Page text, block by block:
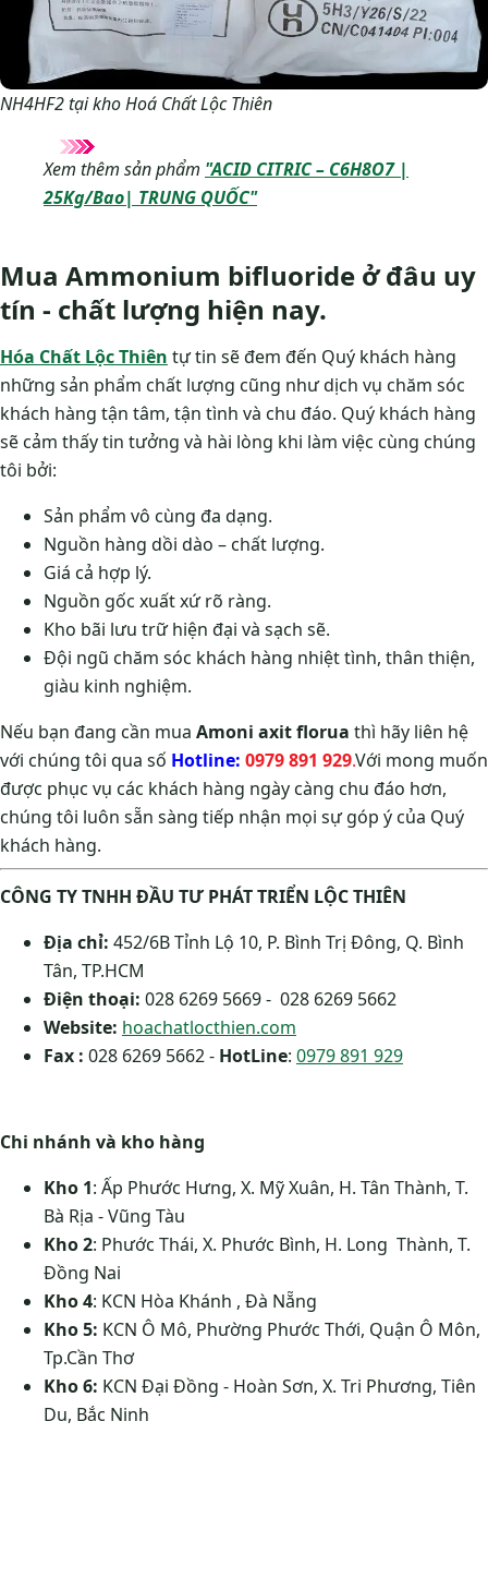
NH4HF2 tại kho Hoá Chất Lộc Thiên
Xem thêm sản phẩm "ACID CITRIC – C6H8O7 |
25Kg/Bao| TRUNG QUỐC"
Mua Ammonium bifluoride ở đâu uy
tín - chất lượng hiện nay.
Hóa Chất Lộc Thiên tự tin sẽ đem đến Quý khách hàng
những sản phẩm chất lượng cũng như dịch vụ chăm sóc
khách hàng tận tâm, tận tình và chu đáo. Quý khách hàng
sẽ cảm thấy tin tưởng và hài lòng khi làm việc cùng chúng
tôi bởi:
Sản phẩm vô cùng đa dạng.
Nguồn hàng dồi dào – chất lượng.
Giá cả hợp lý.
Nguồn gốc xuất xứ rõ ràng.
Kho bãi lưu trữ hiện đại và sạch sẽ.
Đội ngũ chăm sóc khách hàng nhiệt tình, thân thiện,
giàu kinh nghiệm.
Nếu bạn đang cần mua Amoni axit florua thì hãy liên hệ
với chúng tôi qua số Hotline: 0979 891 929.Với mong muốn
được phục vụ các khách hàng ngày càng chu đáo hơn,
chúng tôi luôn sẵn sàng tiếp nhận mọi sự góp ý của Quý
khách hàng.
CÔNG TY TNHH ĐẦU TƯ PHÁT TRIỂN LỘC THIÊN
Địa chỉ: 452/6B Tỉnh Lộ 10, P. Bình Trị Đông, Q. Bình
Tân, TP.HCM
Điện thoại: 028 6269 5669 - 028 6269 5662
Website: hoachatlocthien.com
Fax : 028 6269 5662 - HotLine: 0979 891 929
Chi nhánh và kho hàng
Kho 1: Ấp Phước Hưng, X. Mỹ Xuân, H. Tân Thành, T.
Bà Rịa - Vũng Tàu
Kho 2: Phước Thái, X. Phước Bình, H. Long Thành, T.
Đồng Nai
Kho 4: KCN Hòa Khánh , Đà Nẵng
Kho 5: KCN Ô Mô, Phường Phước Thới, Quận Ô Môn,
Tp.Cần Thơ
Kho 6: KCN Đại Đồng - Hoàn Sơn, X. Tri Phương, Tiên
Du, Bắc Ninh